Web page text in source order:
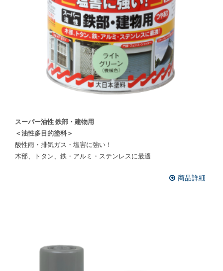
スーパー油性 鉄部・建物用
＜油性多目的塗料＞
酸性雨・排気ガス・塩害に強い！
木部、トタン、鉄・アルミ・ステンレスに最適
商品詳細